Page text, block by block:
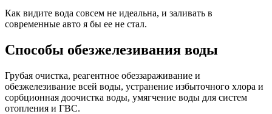
Как видите вода совсем не идеальна, и заливать в
современные авто я бы ее не стал.
Способы обезжелезивания воды
Грубая очистка, реагентное обеззараживание и
обезжелезивание всей воды, устранение избыточного хлора и
сорбционная доочистка воды, умягчение воды для систем
отопления и ГВС.